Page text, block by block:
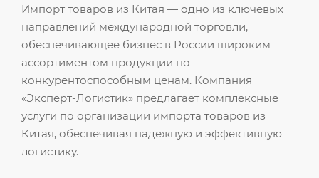
Импорт товаров из Китая — одно из ключевых
направлений международной торговли,
обеспечивающее бизнес в России широким
ассортиментом продукции по
конкурентоспособным ценам. Компания
«Эксперт-Логистик» предлагает комплексные
услуги по организации импорта товаров из
Китая, обеспечивая надежную и эффективную
логистику.